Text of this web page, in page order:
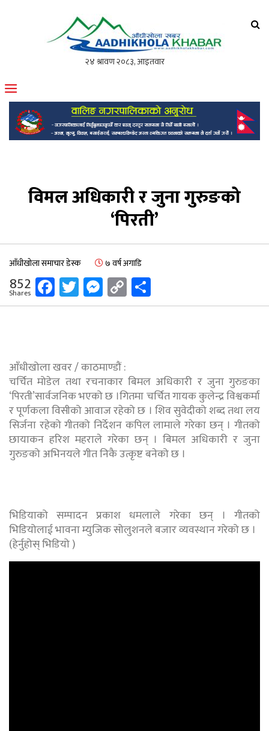
मोफसलकै लोकप्रिय अनलाइन पत्रिका
विमल अधिकारी र जुना गुरुङको
‘पिरती’
आँधीखोला समाचार डेस्क ७ वर्ष अगाडि
852
Shares Facebook
Twitter
Messenger
Copy
Link
आँधीखोला खवर / काठमाण्डौं :
चर्चित मोडेल तथा रचनाकार बिमल अधिकारी र जुना गुरुङका
‘पिरती’सार्वजनिक भएको छ ।गितमा चर्चित गायक कुलेन्द्र विश्वकर्मा
र पूर्णकला विसीको आवाज रहेको छ । शिव सुवेदीको शब्द तथा लय
सिर्जना रहेको गीतको निर्देशन कपिल लामाले गरेका छन् । गीतको
छायाकन हरिश महराले गरेका छन् । बिमल अधिकारी र जुना
गुरुङको अभिनयले गीत निकै उत्कृष्ट बनेको छ ।
भिडियाको सम्पादन प्रकाश धमलाले गरेका छन् । गीतको
भिडियोलाई भावना म्युजिक सोलुशनले बजार व्यवस्थान गरेको छ ।
(हेर्नुहोस् भिडियो )